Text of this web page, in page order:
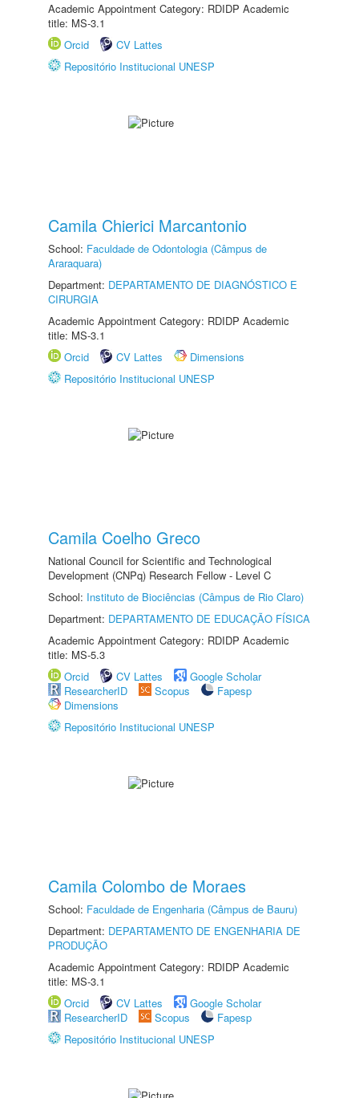
Academic Appointment Category: RDIDP Academic
title: MS-3.1
Orcid
CV Lattes
Repositório Institucional UNESP
Camila Chierici Marcantonio
School: Faculdade de Odontologia (Câmpus de
Araraquara)
Department: DEPARTAMENTO DE DIAGNÓSTICO E
CIRURGIA
Academic Appointment Category: RDIDP Academic
title: MS-3.1
Orcid
CV Lattes
Dimensions
Repositório Institucional UNESP
Camila Coelho Greco
National Council for Scientific and Technological
Development (CNPq) Research Fellow - Level C
School: Instituto de Biociências (Câmpus de Rio Claro)
Department: DEPARTAMENTO DE EDUCAÇÃO FÍSICA
Academic Appointment Category: RDIDP Academic
title: MS-5.3
Orcid
CV Lattes
Google Scholar
ResearcherID
Scopus
Fapesp
Dimensions
Repositório Institucional UNESP
Camila Colombo de Moraes
School: Faculdade de Engenharia (Câmpus de Bauru)
Department: DEPARTAMENTO DE ENGENHARIA DE
PRODUÇÃO
Academic Appointment Category: RDIDP Academic
title: MS-3.1
Orcid
CV Lattes
Google Scholar
ResearcherID
Scopus
Fapesp
Repositório Institucional UNESP